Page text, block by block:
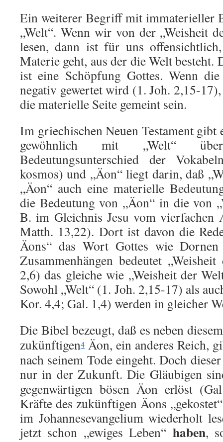
Ein weiterer Begriff mit immaterieller
„Welt“. Wenn wir von der „Weisheit
lesen, dann ist für uns
Materie geht, aus der die Welt besteht.
ist eine Schöpfung Gottes. Wenn
negativ gewertet wird (1. Joh. 2,15-
die materielle Seite gemeint sein.
Im griechischen Neuen Testament gibt
gewöhnlich mit „Welt“
Bedeutungsunterschied der
kosmos) und „Äon“ liegt darin, daß
„Äon“ auch eine materielle
die Bedeutung von „Äon“ in die von
B. im Gleichnis Jesu vom vierfachen
Matth. 13,22). Dort ist davon die
Äons“ das Wort Gottes wie
Zusammenhängen bedeutet
2,6) das gleiche wie „Weisheit der
Sowohl „Welt“ (1. Joh. 2,15-17) als
Kor. 4,4; Gal. 1,4) werden in gleicher
Die Bibel bezeugt, daß es neben diesem
zukünftigen4 Äon, ein anderes Reich,
nach seinem Tode eingeht. Doch
nur in der Zukunft. Die Gläubigen
gegenwärtigen bösen Äon erlöst
Kräfte des zukünftigen Äons
im Johannesevangelium wiederholt
jetzt schon „ewiges Leben“ haben,